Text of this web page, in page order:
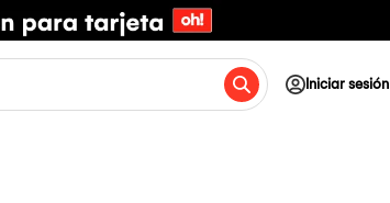
Iniciar sesión